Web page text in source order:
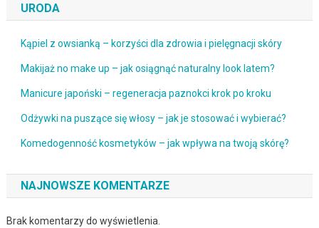
URODA
Kąpiel z owsianką – korzyści dla zdrowia i pielęgnacji skóry
Makijaż no make up – jak osiągnąć naturalny look latem?
Manicure japoński – regeneracja paznokci krok po kroku
Odżywki na puszące się włosy – jak je stosować i wybierać?
Komedogenność kosmetyków – jak wpływa na twoją skórę?
NAJNOWSZE KOMENTARZE
Brak komentarzy do wyświetlenia.